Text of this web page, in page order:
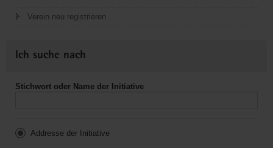
Verein neu registrieren
Ich suche nach
Stichwort oder Name der Initiative
Addresse der Initiative